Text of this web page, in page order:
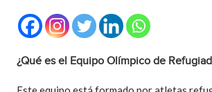
¿Qué es el Equipo Olímpico de